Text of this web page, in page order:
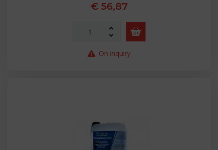
€ 56,87
On inquiry